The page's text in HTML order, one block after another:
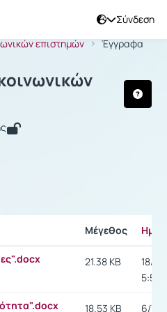
Σύνδεση
επιστημών
Έγγραφα
των
Μέγεθος
21.38 KB
18/5/
5:57
18.53 KB
6/7/